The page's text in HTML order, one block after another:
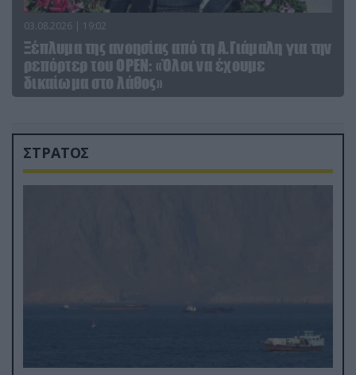
03.08.2026 | 19:02
Ξέπλυμα της ανοησίας από τη Α.Γιάμαλη για την
ρεπόρτερ του ΟΡΕΝ: «Όλοι να έχουμε
δικαίωμα στο λάθος»
ΣΤΡΑΤΟΣ